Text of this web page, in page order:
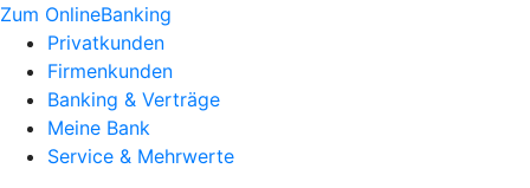
Zum OnlineBanking
Privatkunden
Firmenkunden
Banking & Verträge
Meine Bank
Service & Mehrwerte